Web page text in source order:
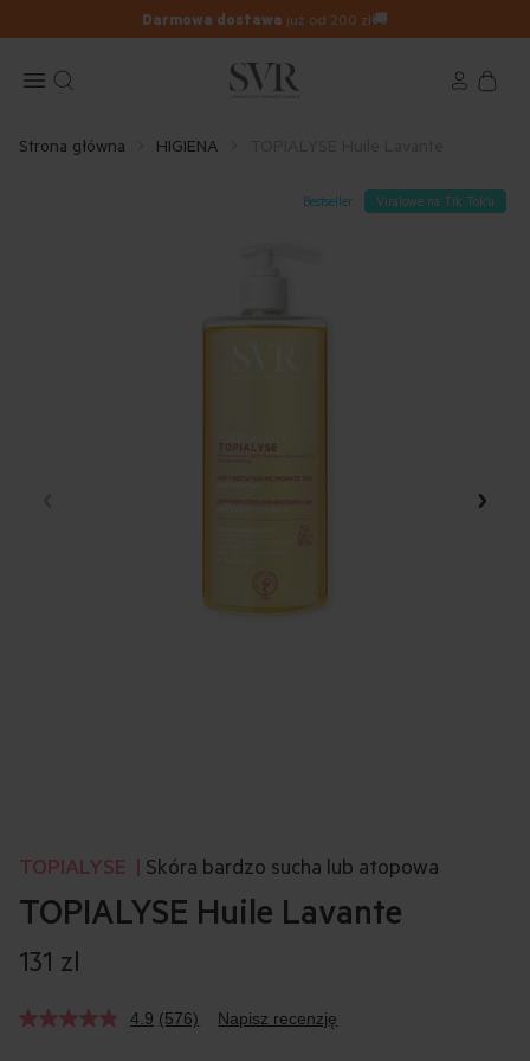
ZAPISZ SIĘdo newslettera i zgarnij15% rabatu
Strona główna HIGIENA
Bestseller Viralowe na Tik Tok'u
TOPIALYSE | Skóra bardzo sucha lub atopowa
TOPIALYSE Huile Lavante
131 zl
4.9 (576) Napisz recenzję